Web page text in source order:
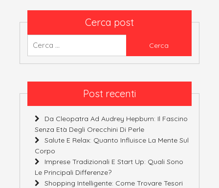
Cerca post
Post recenti
Da Cleopatra Ad Audrey Hepburn: Il Fascino
Senza Età Degli Orecchini Di Perle
Salute E Relax: Quanto Influisce La Mente Sul
Corpo
Imprese Tradizionali E Start Up: Quali Sono
Le Principali Differenze?
Shopping Intelligente: Come Trovare Tesori